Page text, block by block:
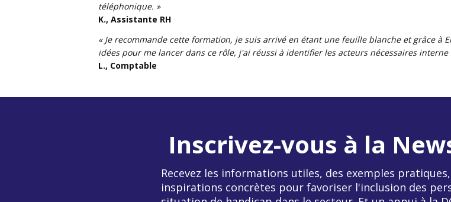
téléphonique. »
K., Assistante RH
« Je recommande cette formation, je suis arrivé en étant une feuille blanche et grâce à
idées pour me lancer dans ce rôle, j'ai réussi à identifier les acteurs nécessaires
L., Comptable
Inscrivez-vous à la
Recevez les informations utiles, des exemples
inspirations concrètes pour favoriser l'inclusion des